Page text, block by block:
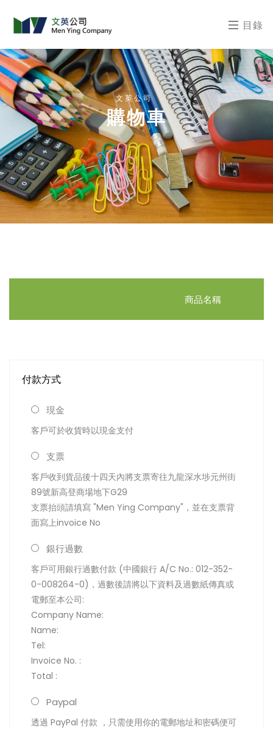
目錄
文英公司
購物車
商品名稱
付款方式
現金
客戶可於收貨時以現金支付
支票
客戶收到貨品後十四天內將支票寄往九龍深水埗元州街
89號新高登商場地下G29
支票抬頭請填寫 "Men Ying Company"，並在支票背
面寫上invoice No
銀行過數
客戶可用銀行過數付款 (中國銀行 A/C No.: 012-352-
0-008264-0)，過數後請將以下資料及過數紙傳真或
電郵至本公司:
Company Name:
Name:
Tel:
Invoice No. :
Total :
Paypal
透過 PayPal 付款 ，只需使用你的電郵地址和密碼便可